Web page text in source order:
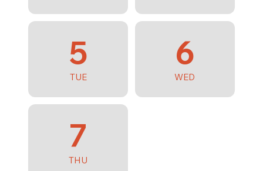
5
TUE
6
WED
7
THU